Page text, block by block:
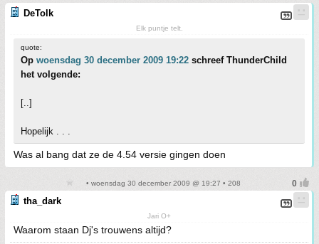
DeTolk
Elk puntje telt.
quote:
Op woensdag 30 december 2009 19:22 schreef ThunderChild
het volgende:
[..]
Hopelijk . . .
Was al bang dat ze de 4.54 versie gingen doen
• woensdag 30 december 2009 @ 19:27 • 208
tha_dark
Jari O+
Waarom staan Dj's trouwens altijd?